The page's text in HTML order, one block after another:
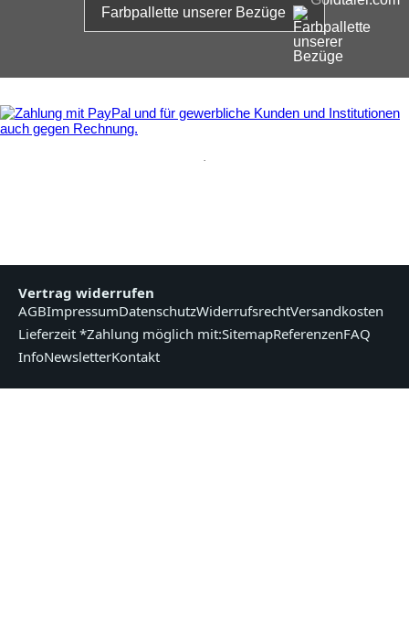
Farbpallette unserer Bezüge
.
Vertrag widerrufen
AGBImpressumDatenschutzWiderrufsrechtVersandkosten
Lieferzeit *Zahlung möglich mit:SitemapReferenzenFAQ
InfoNewsletterKontakt